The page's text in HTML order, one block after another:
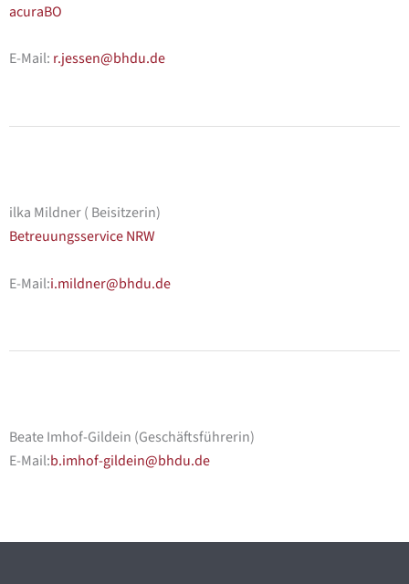
acuraBO
E-Mail: r.jessen@bhdu.de
ilka Mildner ( Beisitzerin)
Betreuungsservice NRW
E-Mail:i.mildner@bhdu.de
Beate Imhof-Gildein (Geschäftsführerin)
E-Mail:b.imhof-gildein@bhdu.de